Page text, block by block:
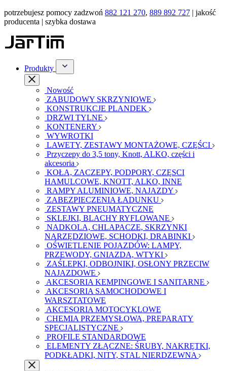
potrzebujesz pomocy zadzwoń 882 121 270, 889 892 727 | jakość
producenta | szybka dostawa
Produkty
Nowość
ZABUDOWY SKRZYNIOWE
KONSTRUKCJE PLANDEK
DRZWI TYLNE
KONTENERY
WYWROTKI
LAWETY, ZESTAWY MONTAŻOWE, CZĘŚCI
Przyczepy do 3,5 tony, Knott, ALKO, części i
akcesoria
KOŁA, ZACZEPY, PODPORY, CZĘSCI
HAMULCOWE, KNOTT, ALKO, INNE
RAMPY ALUMINIOWE, NAJAZDY
ZABEZPIECZENIA ŁADUNKU
ZESTAWY PNEUMATYCZNE
SKLEJKI, BLACHY RYFLOWANE
NADKOLA, CHLAPACZE, SKRZYNKI
NARZĘDZIOWE, SCHODKI, DRABINKI
OŚWIETLENIE POJAZDÓW: LAMPY,
PRZEWODY, GNIAZDA, WTYKI
ZAŚLEPKI, ODBOJNIKI, OSŁONY PRZECIW
NAJAZDOWE
AKCESORIA KEMPINGOWE I SANITARNE
AKCESORIA SAMOCHODOWE I
WARSZTATOWE
AKCESORIA MOTOCYKLOWE
CHEMIA PRZEMYSŁOWA, PREPARATY
SPECJALISTYCZNE
PROFILE STANDARDOWE
ELEMENTY ZŁĄCZNE: ŚRUBY, NAKRĘTKI,
PODKŁADKI, NITY, STAL NIERDZEWNA